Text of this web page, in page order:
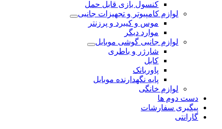
کنسول بازی قابل حمل
لوازم کامپیوتر و تجهیزات جانبی
موس و کیبرد و پرزنتر
موارد دیگر
لوازم جانبی گوشی موبایل
شارژر و باطری
کابل
پاوربانک
پایه نگهدارنده موبایل
لوازم خانگی
دست دوم ها
پیگیری سفارشات
گارانتی